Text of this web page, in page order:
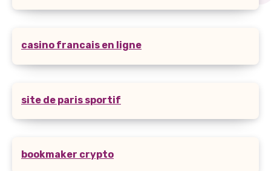
casino francais en ligne
site de paris sportif
bookmaker crypto